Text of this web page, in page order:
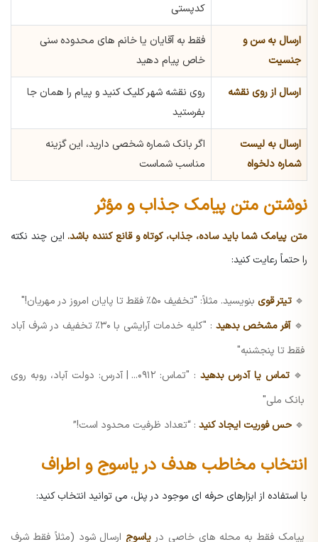
کدپستی
ارسال به سن و
جنسیت
فقط به آقایان یا خانم های محدوده سنی
خاص پیام دهید
ارسال از روی نقشه
روی نقشه شهر کلیک کنید و پیام را همان جا
بفرستید
ارسال به لیست
شماره دلخواه
اگر بانک شماره شخصی دارید، این گزینه
مناسب شماست
نوشتن متن پیامک جذاب و مؤثر
متن پیامک شما باید ساده، جذاب، کوتاه و قانع کننده باشد. این چند نکته
را حتماً رعایت کنید:
🔹 تیتر قوی بنویسید. مثلاً: "تخفیف ۵۰٪ فقط تا پایان امروز در مهریان!"
🔹آفر مشخص بدهید
: "کلیه خدمات آرایشی با ۳۰٪ تخفیف در شرف آباد
فقط تا پنجشنبه"
🔹تماس یا آدرس بدهید
: "تماس: ۰۹۱۲... | آدرس: دولت آباد، روبه روی
بانک ملی"
🔹 حس فوریت ایجاد کنید : “تعداد ظرفیت محدود است!”
انتخاب مخاطب هدف در یاسوج و اطراف
با استفاده از ابزارهای حرفه ای موجود در پنل، می توانید انتخاب کنید:
پیامک فقط به محله های خاصی در یاسوج ارسال شود (مثلاً فقط شرف